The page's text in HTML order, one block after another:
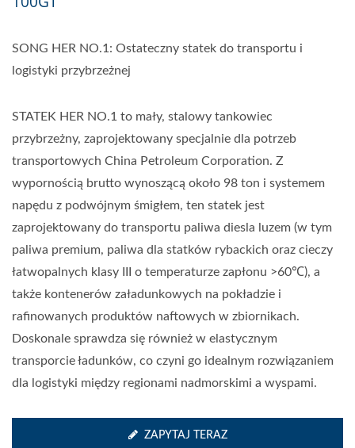
SONG HER NO.1: Ostateczny statek do transportu i
logistyki przybrzeżnej
STATEK HER NO.1 to mały, stalowy tankowiec
przybrzeżny, zaprojektowany specjalnie dla potrzeb
transportowych China Petroleum Corporation. Z
wypornością brutto wynoszącą około 98 ton i systemem
napędu z podwójnym śmigłem, ten statek jest
zaprojektowany do transportu paliwa diesla luzem (w tym
paliwa premium, paliwa dla statków rybackich oraz cieczy
łatwopalnych klasy III o temperaturze zapłonu >60℃), a
także kontenerów załadunkowych na pokładzie i
rafinowanych produktów naftowych w zbiornikach.
Doskonale sprawdza się również w elastycznym
transporcie ładunków, co czyni go idealnym rozwiązaniem
dla logistyki między regionami nadmorskimi a wyspami.
ZAPYTAJ TERAZ